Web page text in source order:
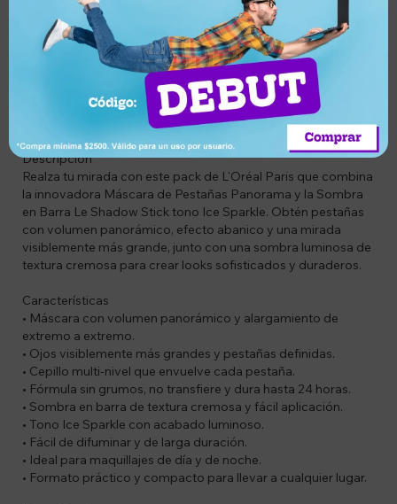
Compra segura
Descripción
Codigo: COMBOLOREALMAKEUP3
Combo: LO71249680988 y LO71249689394
Descripción
Realza tu mirada con este pack de L'Oréal Paris que combina
la innovadora Máscara de Pestañas Panorama y la Sombra
en Barra Le Shadow Stick tono Ice Sparkle. Obtén pestañas
con volumen panorámico, efecto abanico y una mirada
visiblemente más grande, junto con una sombra luminosa de
textura cremosa para crear looks sofisticados y duraderos.
Características
• Máscara con volumen panorámico y alargamiento de
extremo a extremo.
• Ojos visiblemente más grandes y pestañas definidas.
• Cepillo multi-nivel que envuelve cada pestaña.
• Fórmula sin grumos, no transfiere y dura hasta 24 horas.
• Sombra en barra de textura cremosa y fácil aplicación.
• Tono Ice Sparkle con acabado luminoso.
• Fácil de difuminar y de larga duración.
• Ideal para maquillajes de día y de noche.
• Formato práctico y compacto para llevar a cualquier lugar.